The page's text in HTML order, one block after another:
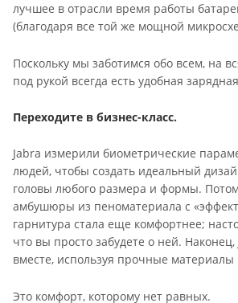
лучшее в отрасли время работы
(благодаря все той же мощной
Поскольку мы заботимся обо всем, на
под рукой всегда есть удобная
Переходите в бизнес-класс.
Jabra измерили биометрические
людей, чтобы создать идеальный
головы любого размера и формы.
амбушюры из пеноматериала с
гарнитура стала еще комфортнее;
что вы просто забудете о ней. Наконец,
вместе, используя прочные материалы
Это комфорт, которому нет равных.